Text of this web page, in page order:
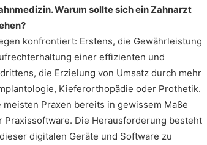
Warum sollte sich ein Zahnarzt
konfrontiert: Erstens, die Gewährleistung
einer effizienten und
die Erzielung von Umsatz durch mehr
Kieferorthopädie oder Prothetik.
Praxen bereits in gewissem Maße
Die Herausforderung besteht
digitalen Geräte und Software zu